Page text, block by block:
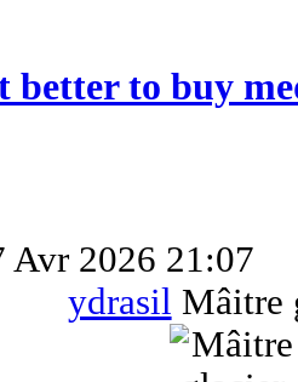
better to buy
Avr 2026 21:07
ydrasil Mâitre